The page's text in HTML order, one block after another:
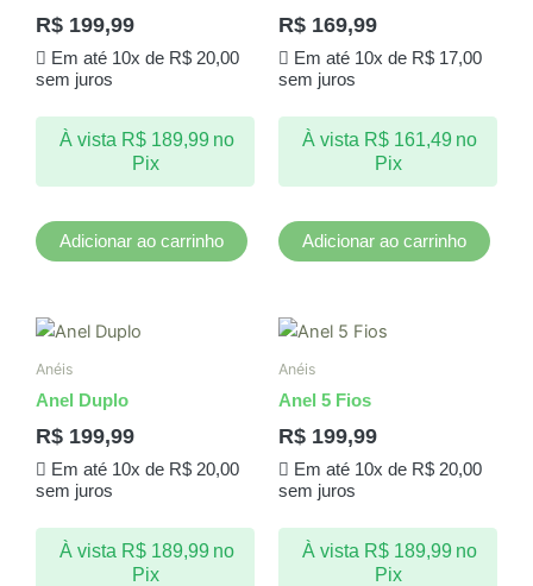
R$ 199,99
Em até 10x de R$20,00
sem juros
À vista R$189,99 no
Pix
Adicionar ao carrinho
R$ 169,99
Em até 10x de R$17,00
sem juros
À vista R$161,49 no
Pix
Adicionar ao carrinho
Anéis
Anel Duplo
R$ 199,99
Em até 10x de R$20,00
sem juros
À vista R$189,99 no
Pix
Anéis
Anel 5 Fios
R$ 199,99
Em até 10x de R$20,00
sem juros
À vista R$189,99 no
Pix
As
podem
ser